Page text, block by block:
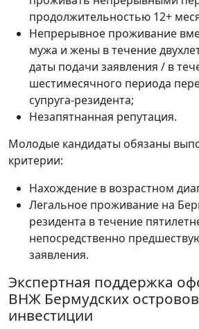
продолжительностью 12+
Непрерывное проживание
мужа и жены в течение
даты подачи заявления / в
шестимесячного периода
супруга-резидента;
Незапятнанная репутация.
Молодые кандидаты обязаны
критерии:
Нахождение в возрастном
Легальное проживание на
резидента в течение
непосредственно
заявления.
Экспертная поддержка
ВНЖ Бермудских островов
инвестиции